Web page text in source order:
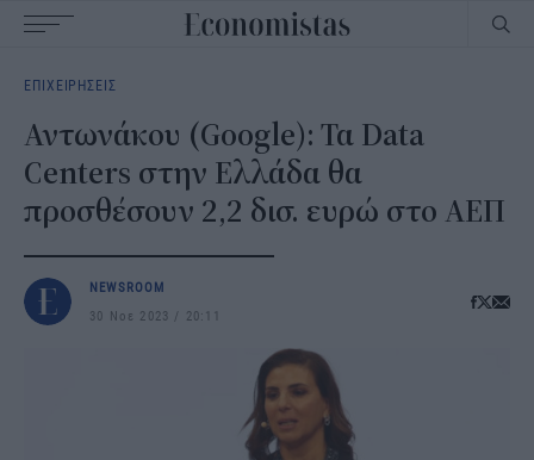
navigation
ΕΠΙΧΕΙΡΗΣΕΙΣ
Αντωνάκου (Google): Τα Data
Centers στην Ελλάδα θα
προσθέσουν 2,2 δισ. ευρώ στο ΑΕΠ
NEWSROOM
30 Νοε 2023
20:11